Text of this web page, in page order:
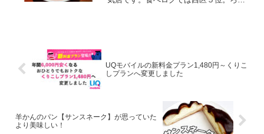
UQモバイルの新料金プラン1,480円～くりこ
しプランへ変更しました
羊かんのパン【サンスネーク】が思っていた
より美味しい！